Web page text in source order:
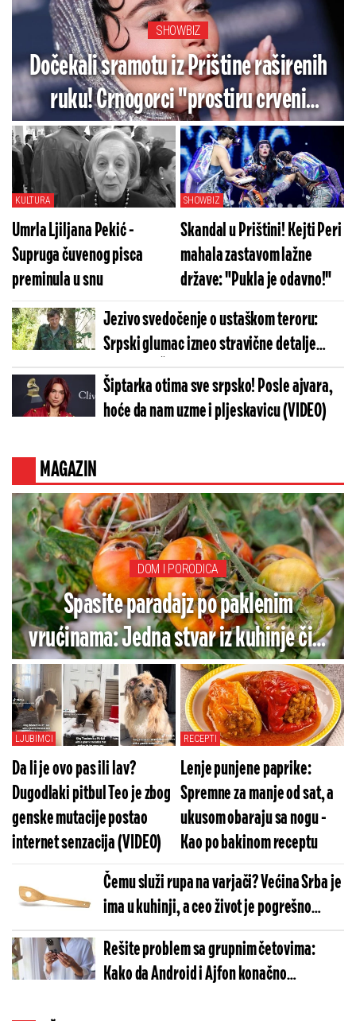
SHOWBIZ
Dočekali sramotu iz Prištine raširenih
ruku! Crnogorci "prostiru crveni
tepih" ženi koja je gazila naš integritet
lažnom zastavom
KULTURA
Umrla Ljiljana Pekić -
Supruga čuvenog pisca
preminula u snu
SHOWBIZ
Skandal u Prištini! Kejti Peri
mahala zastavom lažne
države: "Pukla je odavno!"
Jezivo svedočenje o ustaškom teroru:
Srpski glumac izneo stravične detalje
golgote – Četiri godine pakla i kolona
smrti!
Šiptarka otima sve srpsko! Posle ajvara,
hoće da nam uzme i pljeskavicu (VIDEO)
MAGAZIN
DOM I PORODICA
Spasite paradajz po paklenim
vrućinama: Jedna stvar iz kuhinje čini
čuda - Nema više crnih mrlja
LJUBIMCI
Da li je ovo pas ili lav?
Dugodlaki pitbul Teo je zbog
genske mutacije postao
internet senzacija (VIDEO)
RECEPTI
Lenje punjene paprike:
Spremne za manje od sat, a
ukusom obaraju sa nogu -
Kao po bakinom receptu
Čemu služi rupa na varjači? Većina Srba je
ima u kuhinji, a ceo život je pogrešno
koriste
Rešite problem sa grupnim četovima:
Kako da Android i Ajfon konačno